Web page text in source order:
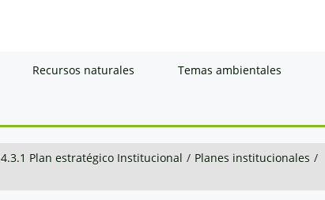
Recursos naturales Temas ambientales
4.3.1 Plan estratégico Institucional / Planes institucionales /